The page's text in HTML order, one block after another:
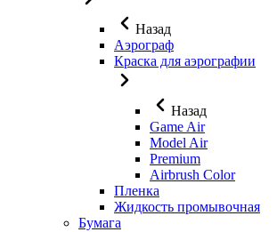
Назад
Аэрограф
Краска для аэрографии
Назад
Game Air
Model Air
Premium
Airbrush Color
Пленка
Жидкость промывочная
Бумага